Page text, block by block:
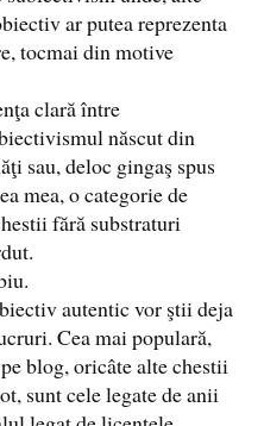
ar putea reprezenta
tocmai din motive
clară între
născut din
sau, deloc gingaş spus
mea, o categorie de
fără substraturi
autentic vor ştii deja
Cea mai populară,
blog, oricâte alte chestii
sunt cele legate de anii